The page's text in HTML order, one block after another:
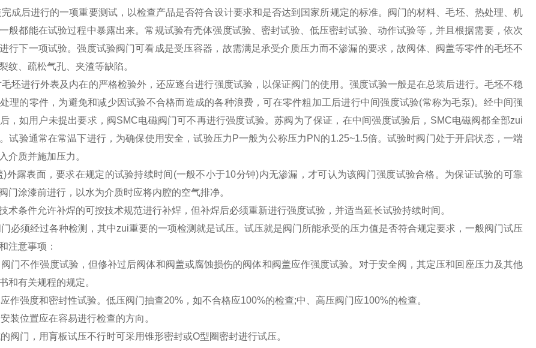
完成后进行的一项重要测试，以检查产品是否符合设计要求和是否达到国家所规定的标准。阀门的材料、毛坯、热处理、机
般都能在试验过程中暴露出来。常规试验有壳体强度试验、密封试验、低压密封试验、动作试验等，并且根据需要，依次
行下一项试验。强度试验阀门可看成是受压容器，故需满足承受介质压力而不渗漏的要求，故阀体、阀盖等零件的毛坯不
纹、疏松气孔、夹渣等缺陷。
坯进行外表及内在的严格检验外，还应逐台进行强度试验，以保证阀门的使用。强度试验一般是在总装后进行。毛坯不稳
理的零件，为避免和减少因试验不合格而造成的各种浪费，可在零件粗加工后进行中间强度试验(常称为毛泵)。经中间强
，如用户未提出要求，阀SMC电磁阀门可不再进行强度试验。苏阀为了保证，在中间强度试验后，SMC电磁阀都全部zui
试验通常在常温下进行，为确保使用安全，试验压力P一般为公称压力PN的1.25~1.5倍。试验时阀门处于开启状态，一端
介质并施加压力。
露表面，要求在规定的试验持续时间(一般不小于10分钟)内无渗漏，才可认为该阀门强度试验合格。为保证试验的可靠
门涂漆前进行，以水为介质时应将内腔的空气排净。
术条件允许补焊的可按技术规范进行补焊，但补焊后必须重新进行强度试验，并适当延长试验持续时间。
必须经过各种检测，其中zui重要的一项检测就是试压。试压就是阀门所能承受的压力值是否符合规定要求，一般阀门试压
注意事项：
门不作强度试验，但修补过后阀体和阀盖或腐蚀损伤的阀体和阀盖应作强度试验。对于安全阀，其定压和回座压力及其他
和有关规程的规定。
作强度和密封性试验。低压阀门抽查20%，如不合格应100%的检查;中、高压阀门应100%的检查。
装位置应在容易进行检查的方向。
阀门，用肓板试压不行时可采用锥形密封或O型圈密封进行试压。